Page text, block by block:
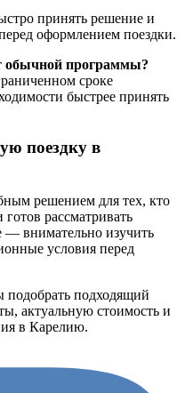
принять решение и
оформлением поездки.
обычной программы?
сроке
быстрее принять
поездку в
решением для тех, кто
рассматривать
— внимательно изучить
условия перед
подобрать подходящий
актуальную стоимость и
в Карелию.